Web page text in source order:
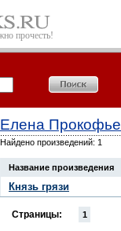
прочесть!
Елена
Найдено произведений: 1
Название произведения
Князь грязи
Страницы: 1